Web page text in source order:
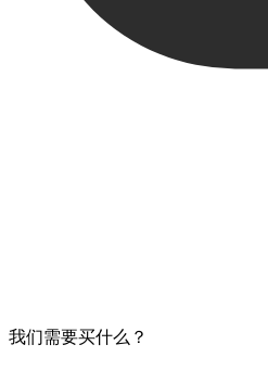
我们​需要​买​什么？